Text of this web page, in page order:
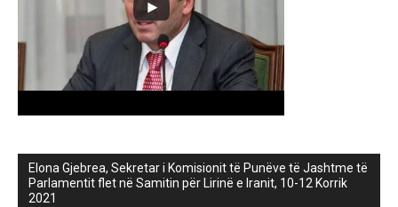
Elona Gjebrea, Sekretar i Komisionit të Punëve të Jashtme të
Parlamentit flet në Samitin për Lirinë e Iranit, 10-12 Korrik
2021